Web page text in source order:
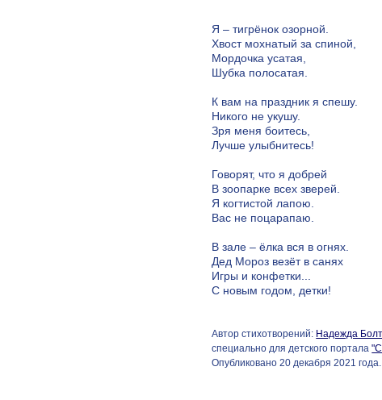
Я – тигрёнок озорной.
Хвост мохнатый за спиной,
Мордочка усатая,
Шубка полосатая.
К вам на праздник я спешу.
Никого не укушу.
Зря меня боитесь,
Лучше улыбнитесь!
Говорят, что я добрей
В зоопарке всех зверей.
Я когтистой лапою.
Вас не поцарапаю.
В зале – ёлка вся в огнях.
Дед Мороз везёт в санях
Игры и конфетки...
С новым годом, детки!
Автор стихотворений: Надежда
специально для детского портала
Опубликовано 20 декабря 2021 года.